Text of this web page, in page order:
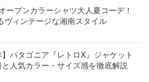
ープンカラーシャツ大人夏コーデ！
ヴィンテージな湘南スタイル
】パタゴニア『レトロX』ジャケット
人気カラー・サイズ感を徹底解説